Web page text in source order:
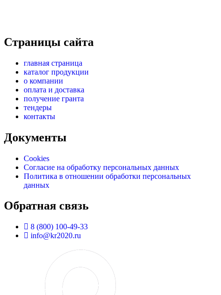
Страницы сайта
главная страница
каталог продукции
о компании
оплата и доставка
получение гранта
тендеры
контакты
Документы
Cookies
Согласие на обработку персональных данных
Политика в отношении обработки персональных
данных
Обратная связь
8 (800) 100-49-33
info@kr2020.ru